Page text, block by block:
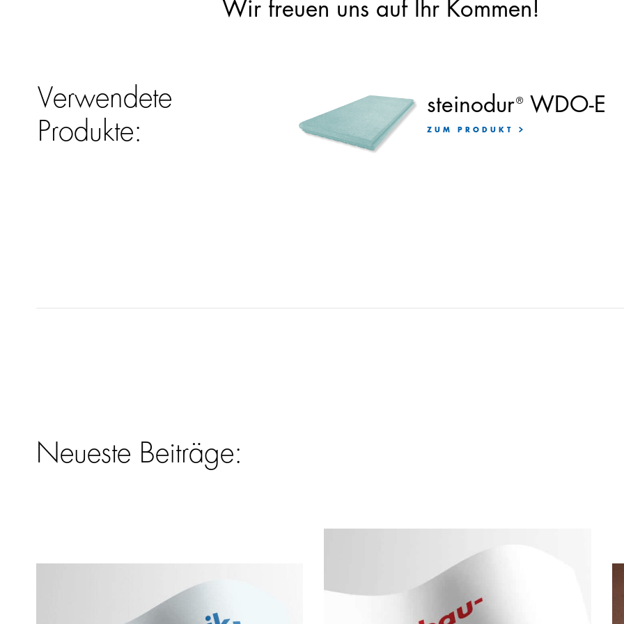
Wir freuen uns auf Ihr Kommen!
Verwendete
Produkte:
steinodur®WDO-E
ZUM PRODUKT
Neueste Beiträge: